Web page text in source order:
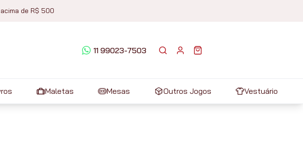
acima de R$ 500
11 99023-7503
Maletas Mesas Outros Jogos Vestuário